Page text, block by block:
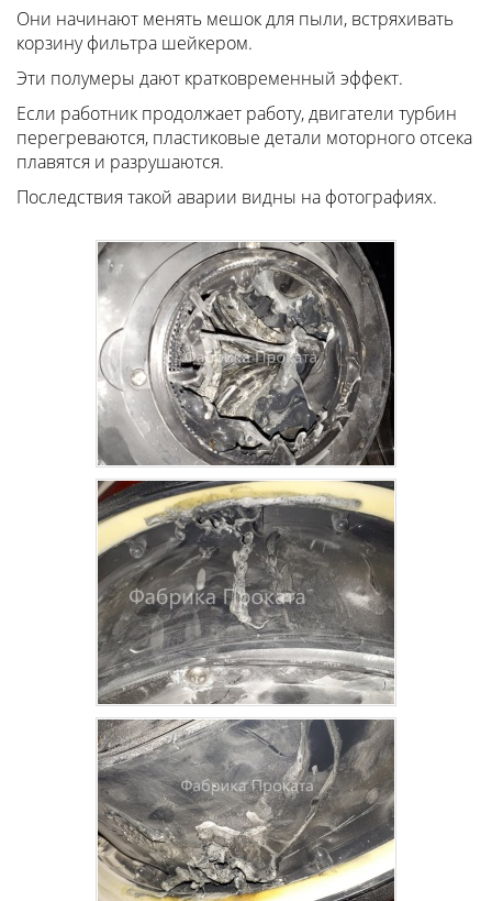
Они начинают менять мешок для пыли, встряхивать
корзину фильтра шейкером.
Эти полумеры дают кратковременный эффект.
Если работник продолжает работу, двигатели турбин
перегреваются, пластиковые детали моторного отсека
плавятся и разрушаются.
Последствия такой аварии видны на фотографиях.